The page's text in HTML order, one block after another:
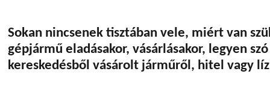
Sokan nincsenek tisztában vele, miért van
gépjármű eladásakor, vásárlásakor, legyen
kereskedésből vásárolt járműről, hitel vagy